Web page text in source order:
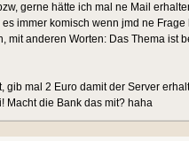
gerne hätte ich mal ne Mail
immer komisch wenn jmd ne
mit anderen Worten: Das Thema ist
gib mal 2 Euro damit der Server
die Bank das mit? haha